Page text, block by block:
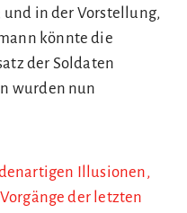
in der Vorstellung,
könnte die
der Soldaten
wurden nun
Illusionen,
der letzten